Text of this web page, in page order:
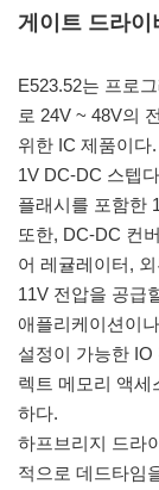
게이트 드라이
E523.52는 프로
로 24V ~ 48V의
위한 IC 제품이다
1V DC-DC 스텝
플래시를 포함한
또한, DC-DC 컨
어 레귤레이터,
11V 전압을 공급
애플리케이션이
설정이 가능한
렉트 메모리 액세
하다.
하프브리지 드라
적으로 데드타임